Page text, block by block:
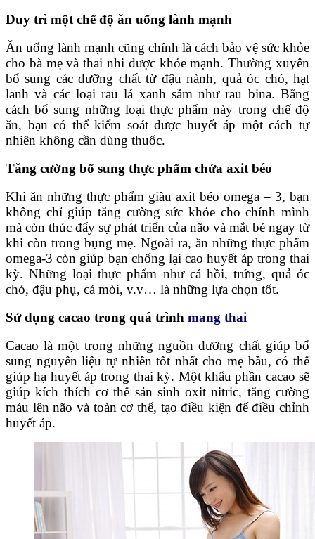
Duy trì một chế độ ăn uống lành mạnh
Ăn uống lành mạnh cũng chính là cách bảo vệ sức khỏe
cho bà mẹ và thai nhi được khỏe mạnh. Thường xuyên
bổ sung các dưỡng chất từ đậu nành, quả óc chó, hạt
lanh và các loại rau lá xanh sẫm như rau bina. Bằng
cách bổ sung những loại thực phẩm này trong chế độ
ăn, bạn có thể kiểm soát được huyết áp một cách tự
nhiên không cần dùng thuốc.
Tăng cường bổ sung thực phẩm chứa axit béo
Khi ăn những thực phẩm giàu axit béo omega – 3, bạn
không chỉ giúp tăng cường sức khỏe cho chính mình
mà còn thúc đẩy sự phát triển của não và mắt bé ngay từ
khi còn trong bụng mẹ. Ngoài ra, ăn những thực phẩm
omega-3 còn giúp bạn chống lại cao huyết áp trong thai
kỳ. Những loại thực phẩm như cá hồi, trứng, quả óc
chó, đậu phụ, cá mòi, v.v… là những lựa chọn tốt.
Sử dụng cacao trong quá trình mang thai
Cacao là một trong những nguồn dưỡng chất giúp bổ
sung nguyên liệu tự nhiên tốt nhất cho mẹ bầu, có thể
giúp hạ huyết áp trong thai kỳ. Một khẩu phần cacao sẽ
giúp kích thích cơ thể sản sinh oxit nitric, tăng cường
máu lên não và toàn cơ thể, tạo điều kiện để điều chỉnh
huyết áp.